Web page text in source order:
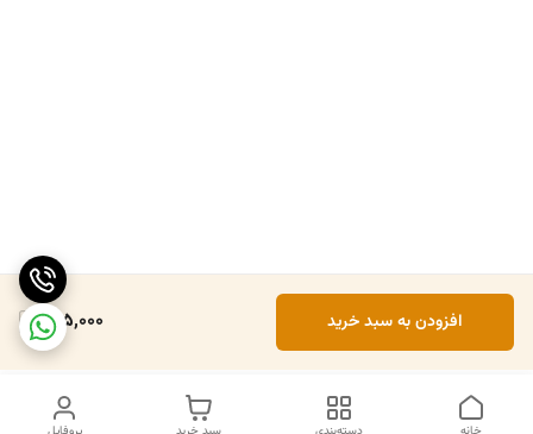
405,000 افزودن به سبد خرید